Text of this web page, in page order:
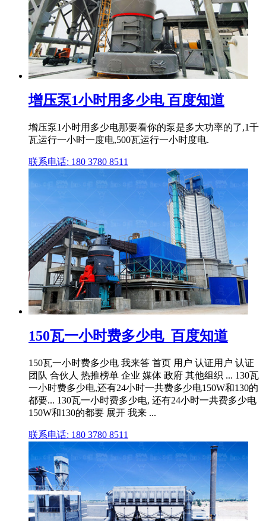
增压泵1小时用多少电 百度知道
增压泵1小时用多少电那要看你的泵是多大功率的了,1千
瓦运行一小时一度电,500瓦运行一小时度电.
联系电话: 180 3780 8511
150瓦一小时费多少电_百度知道
150瓦一小时费多少电 我来答 首页 用户 认证用户 认证
团队 合伙人 热推榜单 企业 媒体 政府 其他组织 ... 130瓦
一小时费多少电,还有24小时一共费多少电150W和130的
都要... 130瓦一小时费多少电, 还有24小时一共费多少电
150W和130的都要 展开 我来 ...
联系电话: 180 3780 8511